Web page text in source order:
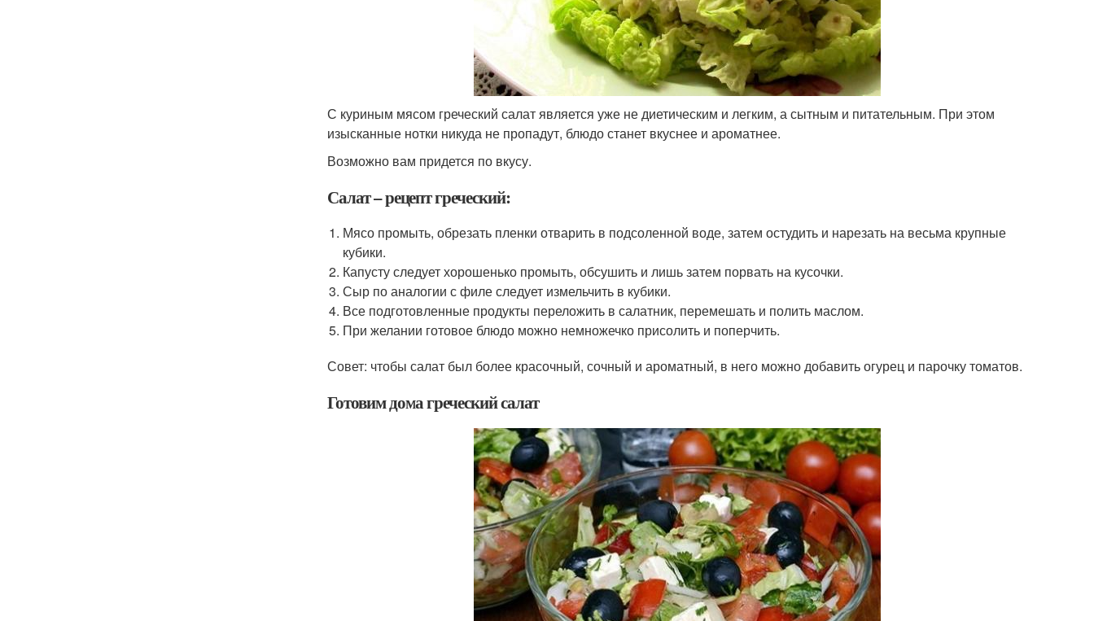
С куриным мясом греческий салат является уже не диетическим и легким, а сытным и питательным. При этом
изысканные нотки никуда не пропадут, блюдо станет вкуснее и ароматнее.
Возможно вам придется по вкусу.
Салат – рецепт греческий:
Мясо промыть, обрезать пленки отварить в подсоленной воде, затем остудить и нарезать на весьма крупные
кубики.
Капусту следует хорошенько промыть, обсушить и лишь затем порвать на кусочки.
Сыр по аналогии с филе следует измельчить в кубики.
Все подготовленные продукты переложить в салатник, перемешать и полить маслом.
При желании готовое блюдо можно немножечко присолить и поперчить.
Совет: чтобы салат был более красочный, сочный и ароматный, в него можно добавить огурец и парочку томатов.
Готовим дома греческий салат